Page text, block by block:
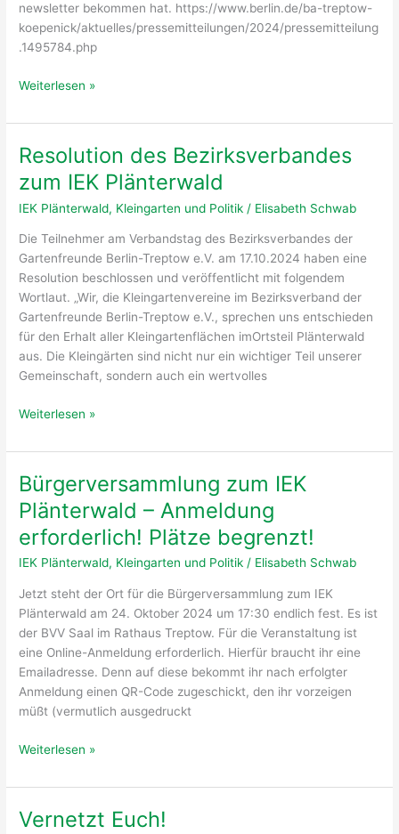
newsletter bekommen hat. https://www.berlin.de/ba-treptow-
koepenick/aktuelles/pressemitteilungen/2024/pressemitteilung
.1495784.php
Pressemitteilung
Bürgerversammlung
24.10.2024
IEK
Plänterwald
Weiterlesen »
Resolution des Bezirksverbandes
zum IEK Plänterwald
IEK Plänterwald, Kleingarten und Politik / Elisabeth Schwab
Die Teilnehmer am Verbandstag des Bezirksverbandes der
Gartenfreunde Berlin-Treptow e.V. am 17.10.2024 haben eine
Resolution beschlossen und veröffentlicht mit folgendem
Wortlaut. „Wir, die Kleingartenvereine im Bezirksverband der
Gartenfreunde Berlin-Treptow e.V., sprechen uns entschieden
für den Erhalt aller Kleingartenflächen imOrtsteil Plänterwald
aus. Die Kleingärten sind nicht nur ein wichtiger Teil unserer
Gemeinschaft, sondern auch ein wertvolles
Resolution
Bezirksverbandes
IEK
Plänterwald
Weiterlesen »
Bürgerversammlung zum IEK
Plänterwald – Anmeldung
erforderlich! Plätze begrenzt!
IEK Plänterwald, Kleingarten und Politik / Elisabeth Schwab
Jetzt steht der Ort für die Bürgerversammlung zum IEK
Plänterwald am 24. Oktober 2024 um 17:30 endlich fest. Es ist
der BVV Saal im Rathaus Treptow. Für die Veranstaltung ist
eine Online-Anmeldung erforderlich. Hierfür braucht ihr eine
Emailadresse. Denn auf diese bekommt ihr nach erfolgter
Anmeldung einen QR-Code zugeschickt, den ihr vorzeigen
müßt (vermutlich ausgedruckt
Bürgerversammlung
IEK
–
Weiterlesen »
Vernetzt Euch!